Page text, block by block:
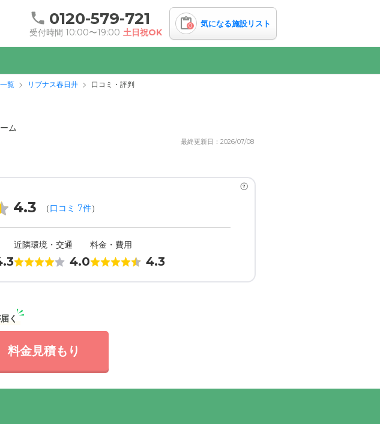
0120-579-721
受付時間 10:00〜19:00 土日祝OK
0 気になる施設リスト
覧 リブナス春日井 口コミ・評判
ム
最終更新日：2026/07/08
?
4.3 （口コミ 7件）
近隣環境・交通
4.0
料金・費用
4.3
く
料金見積もり